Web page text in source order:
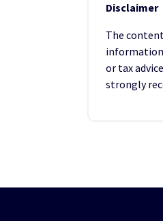
Disclaimer
The
or tax
strongly